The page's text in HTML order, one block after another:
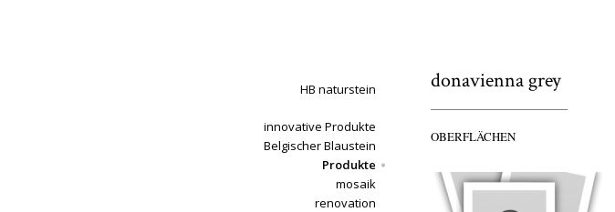
HB naturstein
innovative Produkte
Belgischer Blaustein
Produkte
mosaik
renovation
donavienna grey
OBERFLÄCHEN